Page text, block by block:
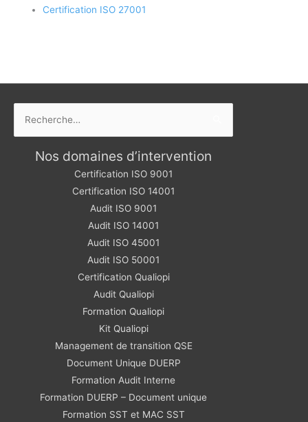
Certification ISO 27001
Nos domaines d’intervention
Certification ISO 9001
Certification ISO 14001
Audit ISO 9001
Audit ISO 14001
Audit ISO 45001
Audit ISO 50001
Certification Qualiopi
Audit Qualiopi
Formation Qualiopi
Kit Qualiopi
Management de transition QSE
Document Unique DUERP
Formation Audit Interne
Formation DUERP – Document unique
Formation SST et MAC SST